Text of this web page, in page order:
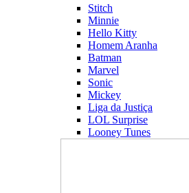
Stitch
Minnie
Hello Kitty
Homem Aranha
Batman
Marvel
Sonic
Mickey
Liga da Justiça
LOL Surprise
Looney Tunes